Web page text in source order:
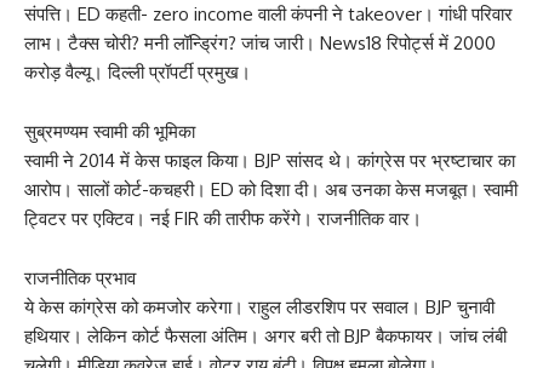
संपत्ति। ED कहती- zero income वाली कंपनी ने takeover। गांधी परिवार
लाभ। टैक्स चोरी? मनी लॉन्ड्रिंग? जांच जारी। News18 रिपोर्ट्स में 2000
करोड़ वैल्यू। दिल्ली प्रॉपर्टी प्रमुख।
सुब्रमण्यम स्वामी की भूमिका
स्वामी ने 2014 में केस फाइल किया। BJP सांसद थे। कांग्रेस पर भ्रष्टाचार का
आरोप। सालों कोर्ट-कचहरी। ED को दिशा दी। अब उनका केस मजबूत। स्वामी
ट्विटर पर एक्टिव। नई FIR की तारीफ करेंगे। राजनीतिक वार।
राजनीतिक प्रभाव
ये केस कांग्रेस को कमजोर करेगा। राहुल लीडरशिप पर सवाल। BJP चुनावी
हथियार। लेकिन कोर्ट फैसला अंतिम। अगर बरी तो BJP बैकफायर। जांच लंबी